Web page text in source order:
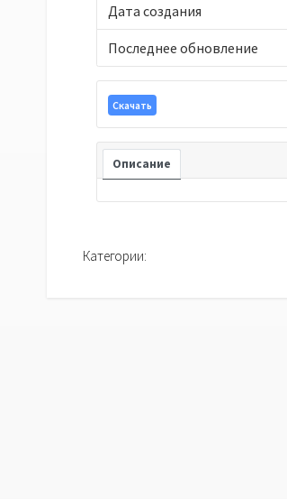
Дата создания
Последнее обновление
Скачать
Описание
Категории: